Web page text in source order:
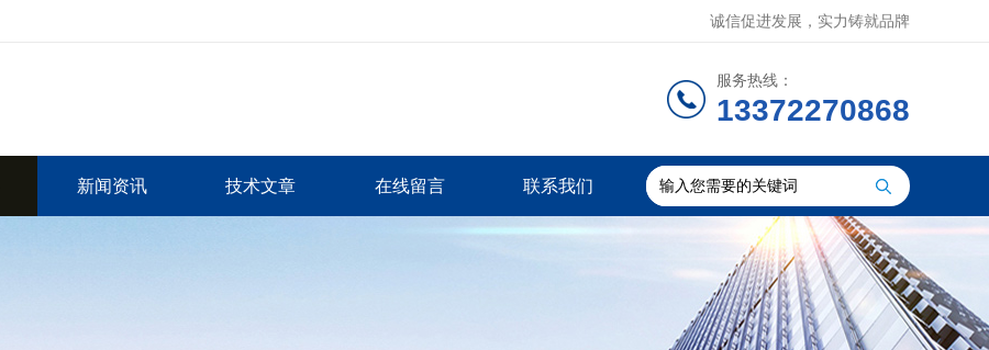
诚信促进发展，实力铸就品牌
服务热线：
13372270868
新闻资讯 技术文章 在线留言 联系我们